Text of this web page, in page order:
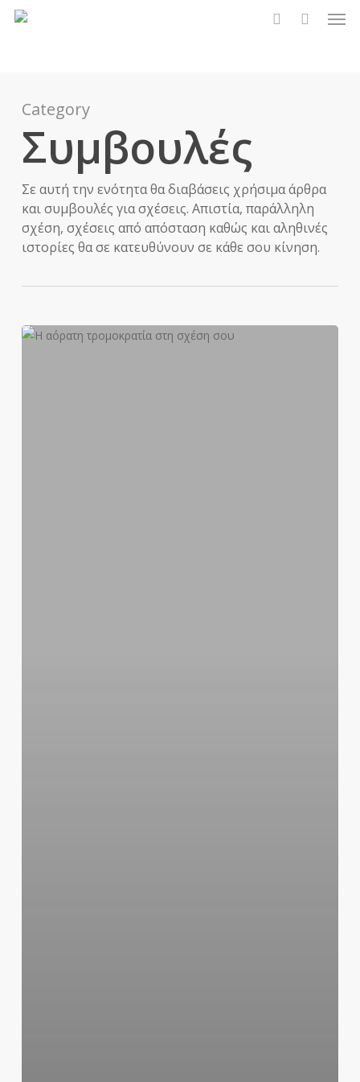
Skip
Category
Συμβουλές
Σε αυτή την ενότητα θα διαβάσεις χρήσιμα άρθρα
και συμβουλές για σχέσεις. Απιστία, παράλληλη
σχέση, σχέσεις από απόσταση καθώς και αληθινές
ιστορίες θα σε κατευθύνουν σε κάθε σου κίνηση.